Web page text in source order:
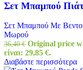
Σετ Μπαμπού
Σετ Μπαμπού Με
Μωρού
36,40€ Original price
είναι: 29,85 €.
Διαβάστε περισσότερα